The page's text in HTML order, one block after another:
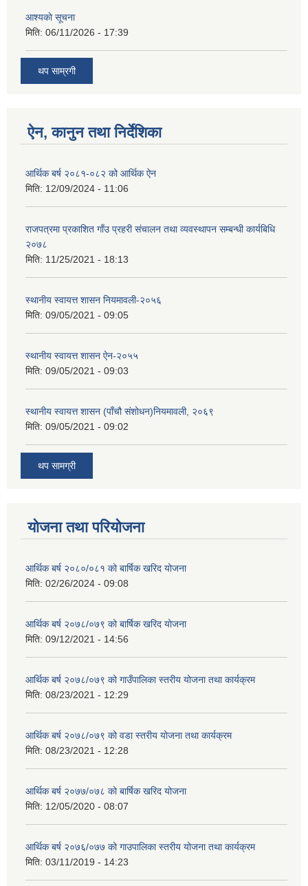
आश्यकाे सूचना
मिति: 06/11/2026 - 17:39
थप साम्रगी
ऐन, कानुन तथा निर्देशिका
आर्थिक बर्ष २०८१-०८२ को आर्थिक ऐन
मिति: 12/09/2024 - 11:06
राजपत्रमा प्रकाशित गाँउ प्रहरी संचालन तथा व्यवस्थापन सम्बन्धी कार्यबिधि
२०७८
मिति: 11/25/2021 - 18:13
स्थानीय स्वायत्त शासन नियमावली-२०५६
मिति: 09/05/2021 - 09:05
स्थानीय स्वायत्त शासन ए‍ेन-२०५५
मिति: 09/05/2021 - 09:03
स्थानीय स्वायत्त शासन (पाँचौ संशोधन)नियमावली, २०६९
मिति: 09/05/2021 - 09:02
थप सामग्री
योजना तथा परियोजना
आर्थिक बर्ष २०८०/०८१ को बार्षिक खरिद योजना
मिति: 02/26/2024 - 09:08
आर्थिक बर्ष २०७८/०७९ को बार्षिक खरिद योजना
मिति: 09/12/2021 - 14:56
आर्थिक बर्ष २०७८/०७९ को गाउँपालिका स्तरीय योजना तथा कार्यक्रम
मिति: 08/23/2021 - 12:29
आर्थिक बर्ष २०७८/०७९ को वडा स्तरीय योजना तथा कार्यक्रम
मिति: 08/23/2021 - 12:28
आर्थिक बर्ष २०७७/०७८ को बार्षिक खरिद योजना
मिति: 12/05/2020 - 08:07
आर्थिक बर्ष २०७६/०७७ को गाउपालिका स्तरीय योजना तथा कार्यक्रम
मिति: 03/11/2019 - 14:23